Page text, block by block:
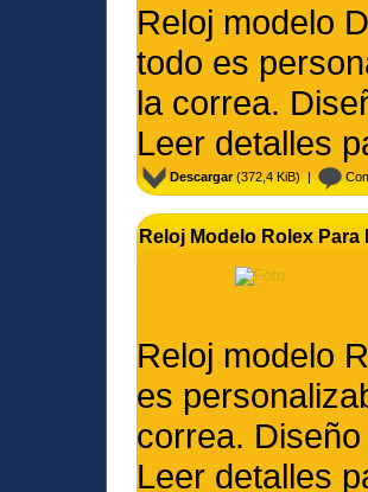
Reloj modelo
todo es
la correa.
Leer detalles
Descargar(372,4 KiB) |
Reloj Modelo Rolex Para
Reloj modelo
es
correa.
Leer detalles